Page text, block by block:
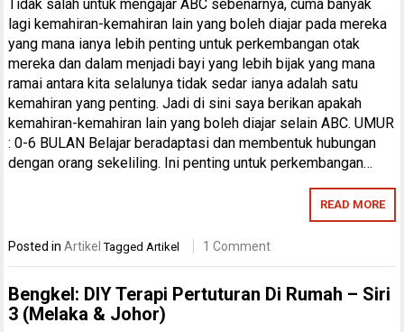
Tidak salah untuk mengajar ABC sebenarnya, cuma banyak
lagi kemahiran-kemahiran lain yang boleh diajar pada mereka
yang mana ianya lebih penting untuk perkembangan otak
mereka dan dalam menjadi bayi yang lebih bijak yang mana
ramai antara kita selalunya tidak sedar ianya adalah satu
kemahiran yang penting. Jadi di sini saya berikan apakah
kemahiran-kemahiran lain yang boleh diajar selain ABC. UMUR
: 0-6 BULAN Belajar beradaptasi dan membentuk hubungan
dengan orang sekeliling. Ini penting untuk perkembangan…
READ MORE
Posted inArtikel Tagged Artikel 1 Comment
Bengkel: DIY Terapi Pertuturan Di Rumah – Siri
3 (Melaka & Johor)